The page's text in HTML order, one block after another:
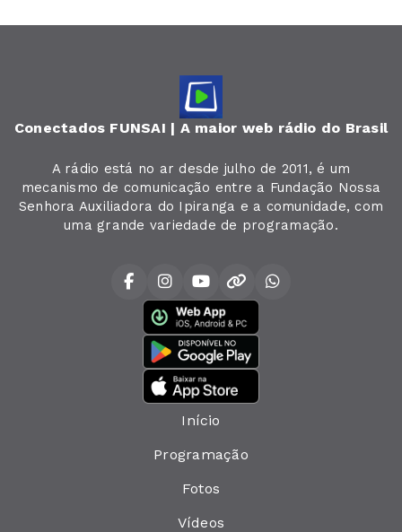
Conectados FUNSAI | A maior web rádio do Brasil
A rádio está no ar desde julho de 2011, é um
mecanismo de comunicação entre a Fundação Nossa
Senhora Auxiliadora do Ipiranga e a comunidade, com
uma grande variedade de programação.
Início
Programação
Fotos
Vídeos